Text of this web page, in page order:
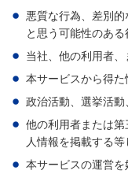
悪質な行為、差別
と思う可能性のある
当社、他の利用者
本サービスから得
政治活動、選挙活動
他の利用者または
人情報を掲載する
本サービスの運営